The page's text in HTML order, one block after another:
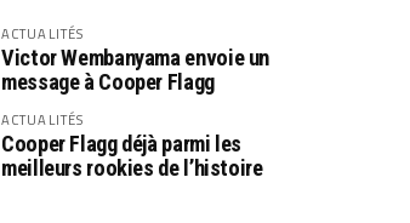
ACTUALITÉS
Victor Wembanyama envoie un
message à Cooper Flagg
ACTUALITÉS
Cooper Flagg déjà parmi les
meilleurs rookies de l’histoire